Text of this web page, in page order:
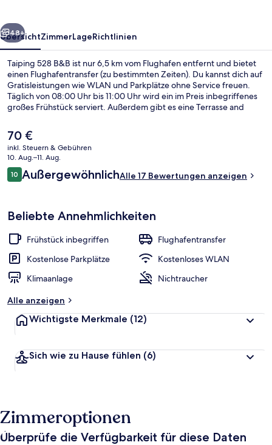
Weiter
48+
ÜbersichtZimmerLageRichtlinien
Taiping 528 B&B ist nur 6,5 km vom Flughafen entfernt und bietet
einen Flughafentransfer (zu bestimmten Zeiten). Du kannst dich auf
Gratisleistungen wie WLAN und Parkplätze ohne Service freuen.
Täglich von 08:00 Uhr bis 11:00 Uhr wird ein im Preis inbegriffenes
großes Frühstück serviert. Außerdem gibt es eine Terrasse and
Der
aktuelle
Preis
beträgt
70 €.
70 €
inkl. Steuern & Gebühren
10. Aug.–11. Aug.
Bewertungen
1010 von 10.
AußergewöhnlichAlle 17 Bewertungen anzeigen
Beliebte Annehmlichkeiten
Frühstück inbegriffen
Flughafentransfer
Kostenlose Parkplätze
Kostenloses WLAN
Klimaanlage
Nichtraucher
Alle anzeigen
Wichtigste Merkmale (12)
Sich wie zu Hause fühlen (6)
Zimmeroptionen
Überprüfe die Verfügbarkeit für diese Daten